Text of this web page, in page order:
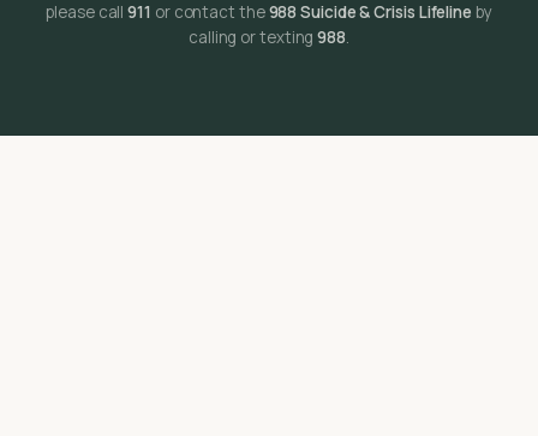
please call 911 or contact the988 Suicide & Crisis Lifeline by
calling or texting 988.